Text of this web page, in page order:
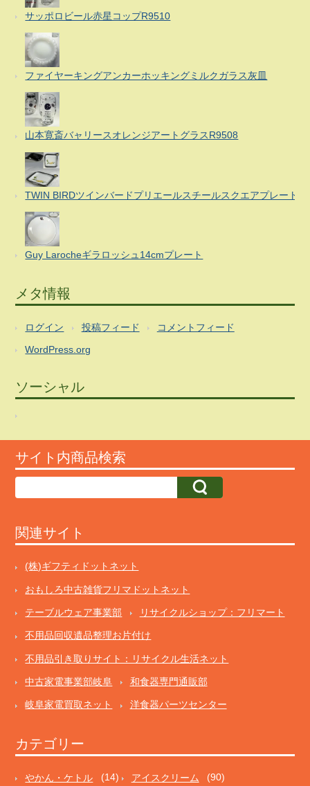
サッポロビール赤星コップR9510
ファイヤーキングアンカーホッキングミルクガラス灰皿
山本寛斎バャリースオレンジアートグラスR9508
TWIN BIRDツインバードプリエールスチールスクエアプレート
Guy Larocheギラロッシュ14cmプレート
メタ情報
ログイン 投稿フィード コメントフィード
WordPress.org
ソーシャル
サイト内商品検索
関連サイト
(株)ギフティドットネット
おもしろ中古雑貨フリマドットネット
テーブルウェア事業部 リサイクルショップ：フリマート
不用品回収遺品整理お片付け
不用品引き取りサイト：リサイクル生活ネット
中古家電事業部岐阜 和食器専門通販部
岐阜家電買取ネット 洋食器パーツセンター
カテゴリー
やかん・ケトル (14) アイスクリーム (90)